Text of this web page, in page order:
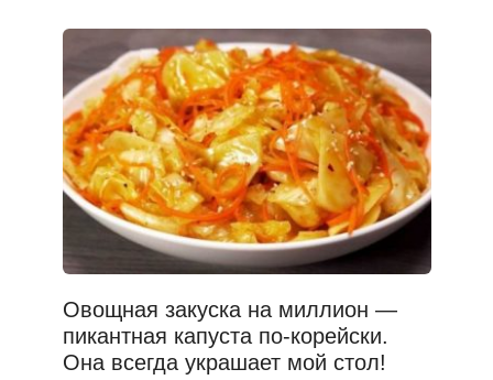
Овощная закуска на миллион —
пикантная капуста по-корейски.
Она всегда украшает мой стол!